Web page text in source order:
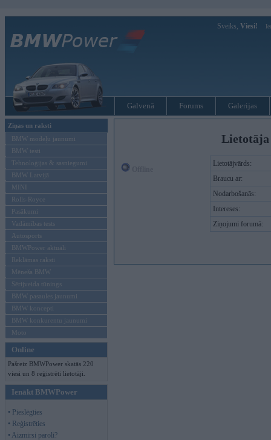
Sveiks, Viesi!
Galvenā Forums Galerijas
Ziņas un raksti
BMW modeļu jaunumi
BMW testi
Tehnoloģijas & sasniegumi
BMW Latvijā
MINI
Rolls-Royce
Pasākumi
Vadāmības tests
Autosports
BMWPower aktuāli
Reklāmas raksti
Mēneša BMW
Sērijveida tūnings
BMW pasaules jaunumi
BMW koncepti
BMW konkurentu jaunumi
Moto
Online
Pašreiz BMWPower skatās 220
viesi un 8 reģistrēti lietotāji.
Ienākt BMWPower
• Pieslēgties
• Reģistrēties
• Aizmirsi paroli?
Lietotājvārds:
Braucu ar:
Nodarbošanās:
Intereses:
Ziņojumi forumā: